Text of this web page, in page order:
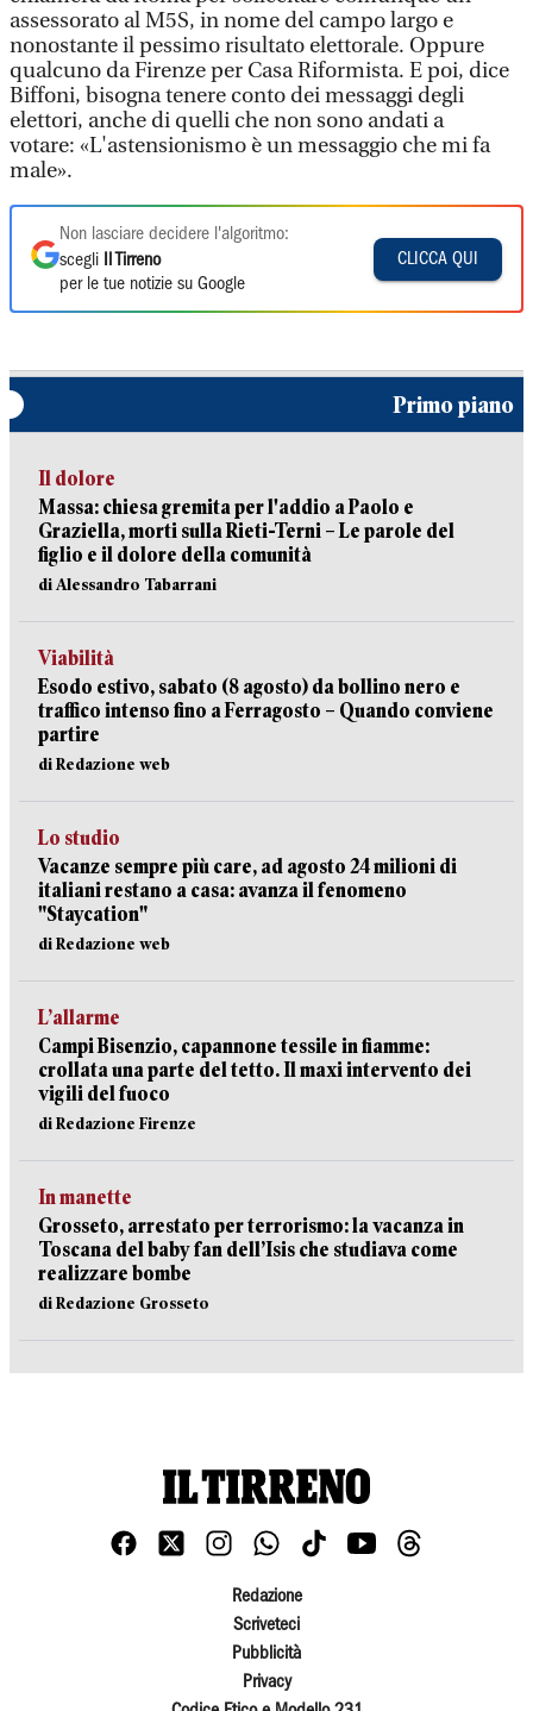
assessorato al M5S, in nome del campo largo e
nonostante il pessimo risultato elettorale. Oppure
qualcuno da Firenze per Casa Riformista. E poi, dice
Biffoni, bisogna tenere conto dei messaggi degli
elettori, anche di quelli che non sono andati a
votare: «L'astensionismo è un messaggio che mi fa
male».
Non lasciare decidere l'algoritmo:
scegli
Il Tirreno
per le tue notizie su Google
CLICCA QUI
Primo piano
Il dolore
Massa: chiesa gremita per l'addio a Paolo e
Graziella, morti sulla Rieti-Terni – Le parole del
figlio e il dolore della comunità
di Alessandro Tabarrani
Viabilità
Esodo estivo, sabato (8 agosto) da bollino nero e
traffico intenso fino a Ferragosto – Quando conviene
partire
di Redazione web
Lo studio
Vacanze sempre più care, ad agosto 24 milioni di
italiani restano a casa: avanza il fenomeno
"Staycation"
di Redazione web
L’allarme
Campi Bisenzio, capannone tessile in fiamme:
crollata una parte del tetto. Il maxi intervento dei
vigili del fuoco
di Redazione Firenze
In manette
Grosseto, arrestato per terrorismo: la vacanza in
Toscana del baby fan dell’Isis che studiava come
realizzare bombe
di Redazione Grosseto
Redazione
Scriveteci
Pubblicità
Privacy